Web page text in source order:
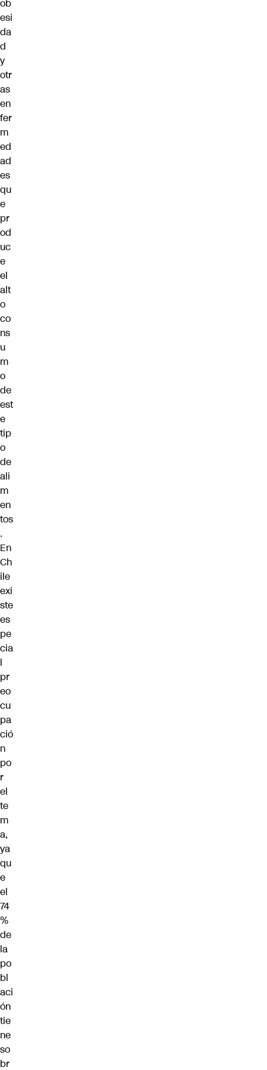
ob
esi
da
d
y
otr
as
en
fer
m
ed
ad
es
qu
e
pr
od
uc
e
el
alt
o
co
ns
u
m
o
de
est
e
tip
o
de
ali
m
en
tos
.
En
Ch
ile
exi
ste
es
pe
cia
l
pr
eo
cu
pa
ció
n
po
r
el
te
m
a,
ya
qu
e
el
74
%
de
la
po
bl
aci
ón
tie
ne
so
br